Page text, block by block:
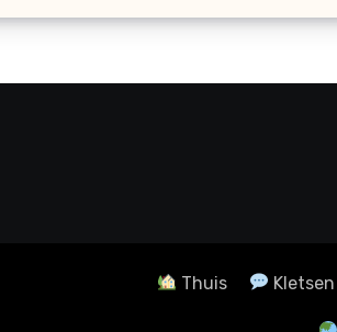
Thuis Kletsen